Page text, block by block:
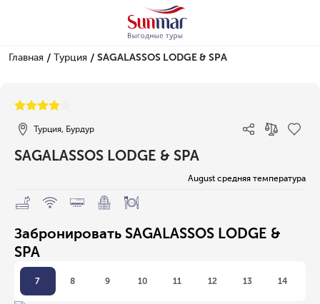
Главная / Турция / SAGALASSOS LODGE & SPA
Турция, Бурдур
SAGALASSOS LODGE & SPA
August средняя температура
Забронировать SAGALASSOS LODGE &
SPA
7 8 9 10 11 12 13 14